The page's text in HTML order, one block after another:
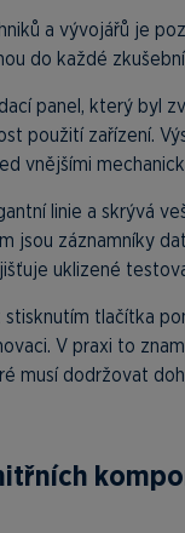
a vývojářů je
do každé
panel, který byl
použití zařízení.
vnějšími
linie a skrývá
jsou záznamníky
uklizené
tlačítka
V praxi to
musí dodržovat